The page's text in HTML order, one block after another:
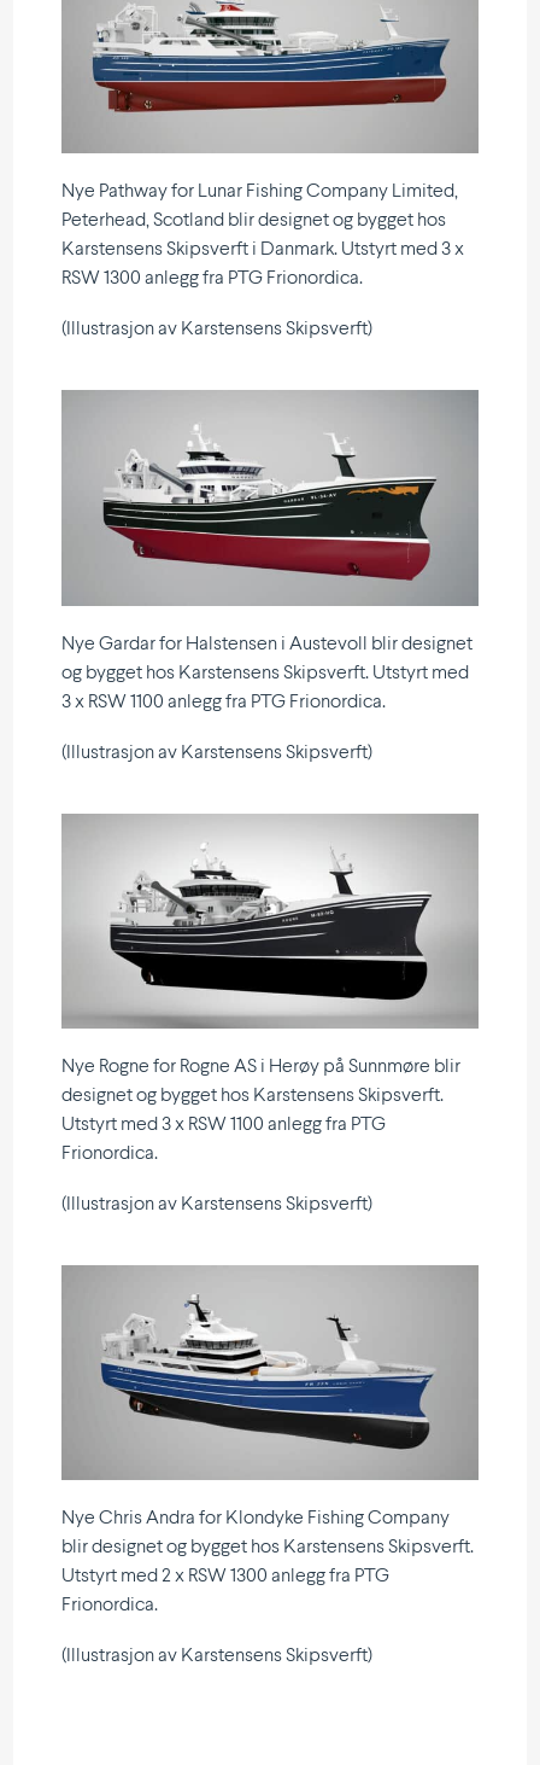
Nye Pathway for Lunar Fishing Company Limited,
Peterhead, Scotland blir designet og bygget hos
Karstensens Skips­verft i Danmark. Utstyrt med 3 x
RSW 1300 anlegg fra PTG Frionordica.
(Illust­rasjon av Karstensens Skipsverft)
Nye Gardar for Halstensen i Austevoll blir designet
og bygget hos Karstensens Skips­verft. Utstyrt med
3 x RSW 1100 anlegg fra PTG Frionordica.
(Illust­rasjon av Karstensens Skipsverft)
Nye Rogne for Rogne AS i Herøy på Sunnmøre blir
designet og bygget hos Karstensens Skips­verft.
Utstyrt med 3 x RSW 1100 anlegg fra PTG
Frionordica.
(Illust­rasjon av Karstensens Skipsverft)
Nye Chris Andra for Klondyke Fishing Company
blir designet og bygget hos Karstensens Skips­verft.
Utstyrt med 2 x RSW 1300 anlegg fra PTG
Frionordica.
(Illust­rasjon av Karstensens Skipsverft)